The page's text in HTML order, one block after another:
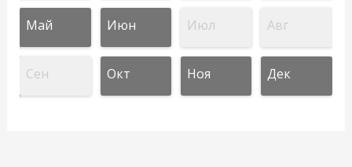
Май Июн Июл Авг
Сен Окт Ноя Дек